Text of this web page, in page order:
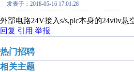
发表于：2018-05-16 17:01:28
外部电路24V接入s/s,plc本身的24v0v悬
回复 引用 举报
热门招聘
相关主题